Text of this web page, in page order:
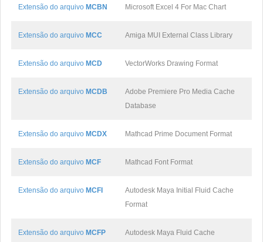
Extensão do arquivo MCBN Microsoft Excel 4 For Mac Chart
Extensão do arquivo MCC Amiga MUI External Class Library
Extensão do arquivo MCD VectorWorks Drawing Format
Extensão do arquivo MCDB
Adobe Premiere Pro Media Cache
Database
Extensão do arquivo MCDX Mathcad Prime Document Format
Extensão do arquivo MCF Mathcad Font Format
Extensão do arquivo MCFI
Autodesk Maya Initial Fluid Cache
Format
Extensão do arquivo MCFP
Autodesk Maya Fluid Cache